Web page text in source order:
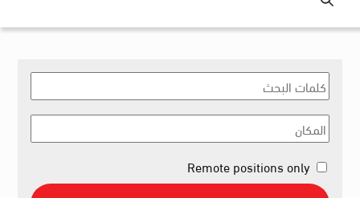
Remote positions only